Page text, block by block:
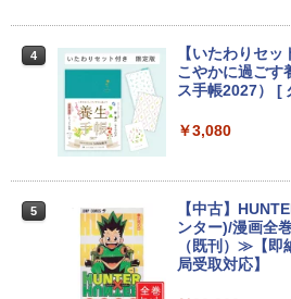
ン】 【3年保証
OOK
メモリ8GB
古 アウトレット
トパソコン 中
ノート ノート
超得2,000円
Microsoft
ノートパソコン
HP ProOne
0世代 Core i5
SD 512GB
Type-C
￥48,800
4
Win11搭載 デス
デスクトップ
D液晶一体型 デ
i7 3615MQ メモ
D 液晶ディスプ
ル
￥10,000
還元！】PCモ
4インチ VA
ディスプレイ（
ルーライト軽減
応 Adaptive
スト チルト調節
V27
4
【いたわりセ
こやかに過ごす
ス手帳2027） [
￥3,080
5
【中古】
ンター)/漫画全
（既刊）≫【即
局受取対応】